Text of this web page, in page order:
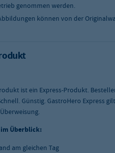
genommen werden.
können von der
ist ein Express-Produkt.
Günstig. GastroHero Express
Überweisung.
Überblick:
am gleichen Tag